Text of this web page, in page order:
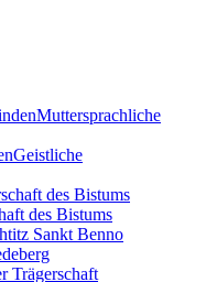
Muttersprachliche
Geistliche
des Bistums
Sankt Benno